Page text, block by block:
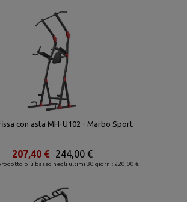
con asta MH-U102 - Marbo Sport
più basso negli ultimi 30 giorni: 220,00 €
244,00 €
207,40 €